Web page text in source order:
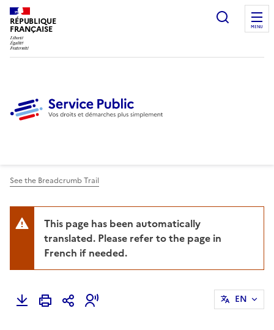
RÉPUBLIQUE
FRANÇAISE
Ouvrir
MENU
See the Breadcrumb Trail
This page has been automatically
translated. Please refer to the page in
French if needed.
EN